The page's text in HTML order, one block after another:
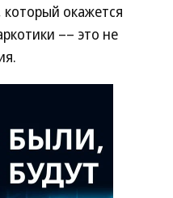
окажется
–– это не